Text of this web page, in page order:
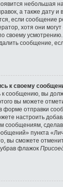
небольшая
а также дату
если сообщение
хотя они
своему
сообщение,
к своему
к сообщению, вы
вы можете
форме отправки
настроить
сообщениям,
пункта
вы сможете
флажок